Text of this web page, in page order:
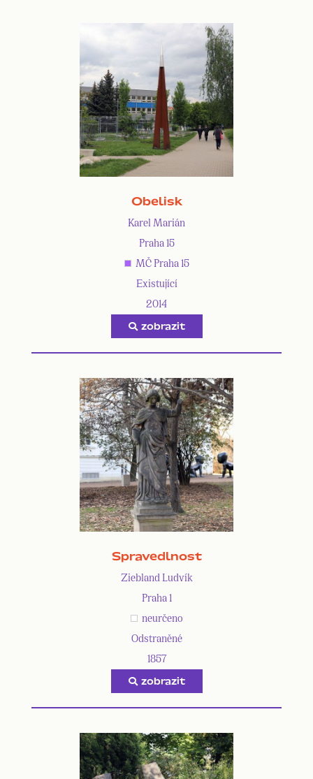
Obelisk
Karel Marián
Praha 15
MČ Praha 15
Existující
2014
zobrazit
Spravedlnost
Ziebland Ludvík
Praha 1
neurčeno
Odstraněné
1857
zobrazit